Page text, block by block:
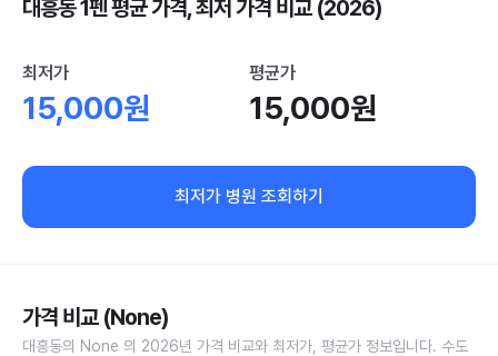
대흥동 1펜 평균 가격, 최저 가격 비교 (2026)
최저가
15,000원
평균가
15,000원
최저가 병원 조회하기
가격 비교 (None)
대흥동의 None 의 2026년 가격 비교와 최저가, 평균가 정보입니다. 수도